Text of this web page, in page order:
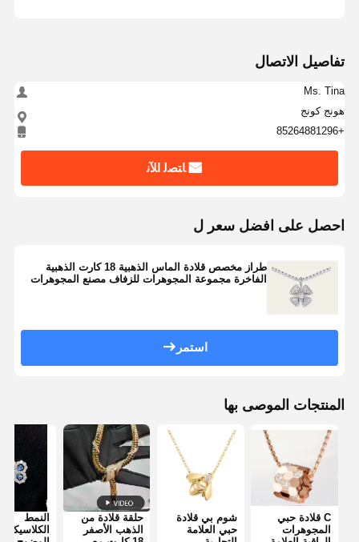
تفاصيل الاتصال
Ms. Tina
هونج كونج
+85264881296
ﺎﺘﺼﻟ ﺍﻶﻧ
احصل على افضل سعر ل
طراز مخصص قلادة الماس الذهبية 18 كارت الذهبية
الفاخرة مجموعة المجوهرات للزفاف مصنع المجوهرات
استمر
المنتجات الموصى بها
C قلادة حبي
المجوهرات
شوم بي قلادة
حبي العلامة
حلقة قلادة من
الذهب الأصفر
النمط